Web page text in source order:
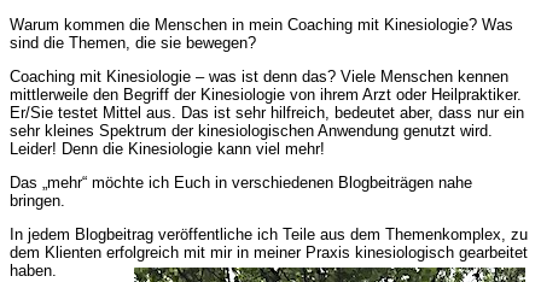
Warum kommen die Menschen in mein Coaching mit Kinesiologie? Was
sind die Themen, die sie bewegen?
Coaching mit Kinesiologie – was ist denn das? Viele Menschen kennen
mittlerweile den Begriff der Kinesiologie von ihrem Arzt oder Heilpraktiker.
Er/Sie testet Mittel aus. Das ist sehr hilfreich, bedeutet aber, dass nur ein
sehr kleines Spektrum der kinesiologischen Anwendung genutzt wird.
Leider! Denn die Kinesiologie kann viel mehr!
Das „mehr“ möchte ich Euch in verschiedenen Blogbeiträgen nahe
bringen.
In jedem Blogbeitrag veröffentliche ich Teile aus dem Themenkomplex, zu
dem Klienten erfolgreich mit mir in meiner Praxis kinesiologisch gearbeitet
haben.